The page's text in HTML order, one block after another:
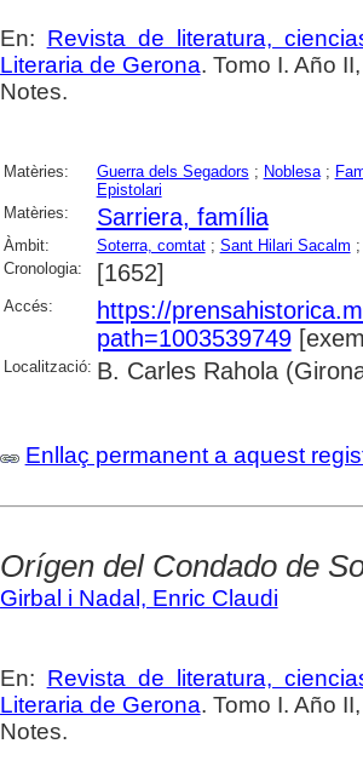
En: Revista de literatura,
Literaria de Gerona. Tomo I. Año
Notes.
Matèries: Guerra dels Segadors ; Noblesa;
Epistolari
Matèries:
Sarriera, família
Àmbit: Soterra, comtat; Sant Hilari Sacalm
Cronologia:
[1652]
Accés:
https://
path=1003539749
Localització: B. Carles Rahola
Enllaç permanent a aquest
Orígen del Condado de
Girbal i Nadal, Enric Claudi
En: Revista de literatura,
Literaria de Gerona. Tomo I. Año
Notes.